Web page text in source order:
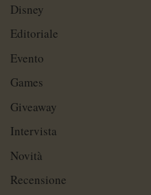
Disney
Editoriale
Evento
Games
Giveaway
Intervista
Novità
Recensione